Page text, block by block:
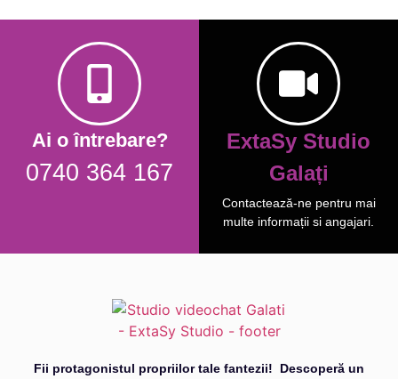
Ai o întrebare?
0740 364 167
ExtaSy Studio
Galați
Contactează-ne pentru mai
multe informații si angajari.
Fii protagonistul propriilor tale fantezii!
Descoperă un